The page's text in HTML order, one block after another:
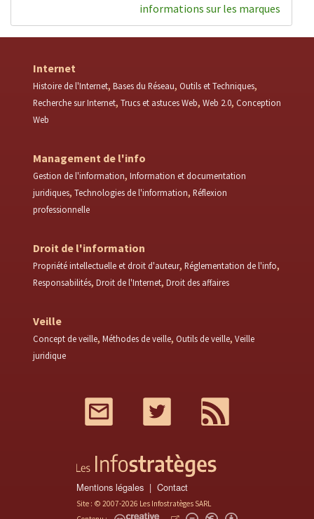
informations sur les marques
Internet
Histoire de l'Internet Bases du Réseau Outils et Techniques
Recherche sur Internet Trucs et astuces Web Web 2.0 Conception
Web
Management de l'info
Gestion de l'information Information et documentation
juridiques Technologies de l'information Réflexion
professionnelle
Droit de l'information
Propriété intellectuelle et droit d'auteur Réglementation de l'info
Responsabilités Droit de l'Internet Droit des affaires
Veille
Concept de veille Méthodes de veille Outils de veille Veille
juridique
Twitter
Mentions légales Contact
Site : © 2007-2026 Les Infostratèges SARL